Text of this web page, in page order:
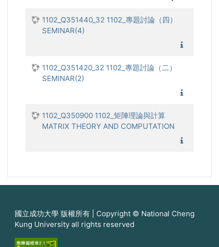
1102_Q351440_32 1102_專題討論（四）
SEMINAR(4)
1102_Q351420_32 1102_專題討論（二）
SEMINAR(2)
1102_Q350900 1102_矩陣理論與計算
MATRIX THEORY AND COMPUTATION
國立成功大學 版權所有 | Copyright © National Cheng
Kung University all rights reserved